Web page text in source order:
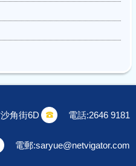
角街6D 電話:2646 9181
電郵:saryue@netvigator.com